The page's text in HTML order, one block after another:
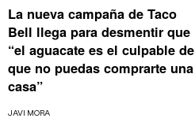
La nueva campaña de Taco
Bell llega para desmentir que
“el aguacate es el culpable de
que no puedas comprarte una
casa”
JAVI MORA